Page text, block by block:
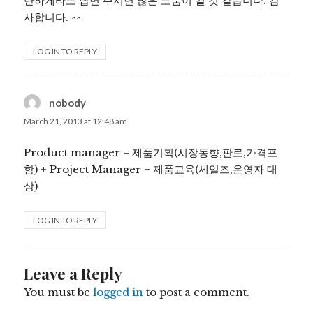
사합니다. ^^
LOG IN TO REPLY
nobody
March 21, 2013 at 12:48 am
Product manager = 제품기획(시장동향,판로,가격포
함) + Project Manager + 제품교육(세일즈,운영자 대
상)
LOG IN TO REPLY
Leave a Reply
You must belogged in to post a comment.